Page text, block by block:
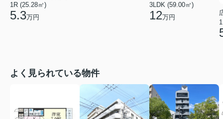
1R (25.28㎡)
5.3万円
3LDK (59.00㎡)
12万円
よく見られている物件